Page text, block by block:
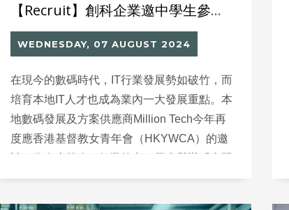
【Recruit】創科企業邀中學生參與實習培訓計劃 培育未來IT人才
WEDNESDAY, 07 AUGUST 2024
在現今的數碼時代，IT行業發展勢如破竹，而
培育本地IT人才也成為業內一大發展重點。本
地數碼發展及方案供應商Million Tech今年再
度應香港基督教女青年會（HKYWCA）的邀
培訓計劃」，旨在讓學生深入了解IT行業的不